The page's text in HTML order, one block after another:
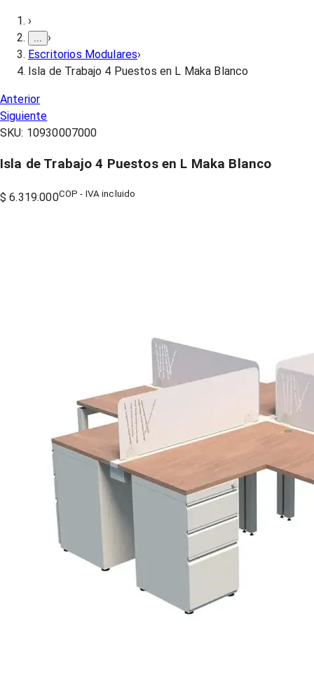
›
›
Escritorios Modulares›
Isla de Trabajo 4 Puestos en L Maka Blanco
Anterior
Siguiente
SKU: 10930007000
Isla de Trabajo 4 Puestos en L Maka Blanco
$ 6.319.000COP - IVA incluido